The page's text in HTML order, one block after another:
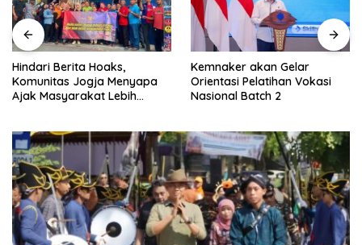
Hindari Berita Hoaks,
Komunitas Jogja Menyapa
Ajak Masyarakat Lebih
Kemnaker akan Gelar
Orientasi Pelatihan Vokasi
Nasional Batch 2